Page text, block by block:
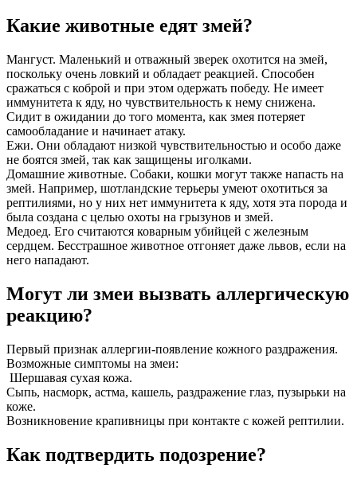
Какие животные едят змей?
Мангуст. Маленький и отважный зверек охотится на змей,
поскольку очень ловкий и обладает реакцией. Способен
сражаться с коброй и при этом одержать победу. Не имеет
иммунитета к яду, но чувствительность к нему снижена.
Сидит в ожидании до того момента, как змея потеряет
самообладание и начинает атаку.
Ежи. Они обладают низкой чувствительностью и особо даже
не боятся змей, так как защищены иголками.
Домашние животные. Собаки, кошки могут также напасть на
змей. Например, шотландские терьеры умеют охотиться за
рептилиями, но у них нет иммунитета к яду, хотя эта порода и
была создана с целью охоты на грызунов и змей.
Медоед. Его считаются коварным убийцей с железным
сердцем. Бесстрашное животное отгоняет даже львов, если на
него нападают.
Могут ли змеи вызвать аллергическую
реакцию?
Первый признак аллергии-появление кожного раздражения.
Возможные симптомы на змеи:
Шершавая сухая кожа.
Сыпь, насморк, астма, кашель, раздражение глаз, пузырьки на
коже.
Возникновение крапивницы при контакте с кожей рептилии.
Как подтвердить подозрение?